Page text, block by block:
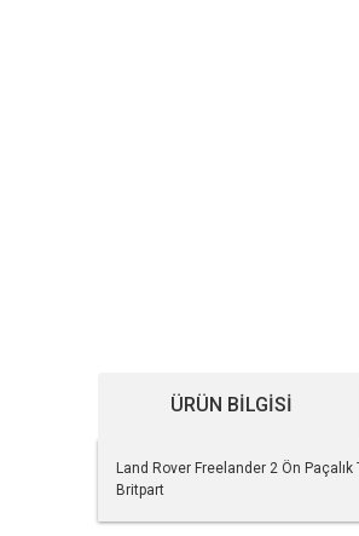
ÜRÜN BILGISI
Land Rover Freelander 2 Ön Paçalık
Britpart